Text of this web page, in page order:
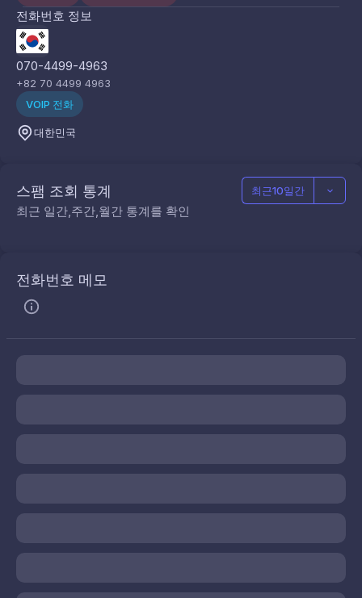
전화번호 정보
070-4499-4963
+82 70 4499 4963
VOIP 전화
대한민국
스팸 조회 통계
최근 일간,주간,월간 통계를 확인
최근10일간
전화번호 메모